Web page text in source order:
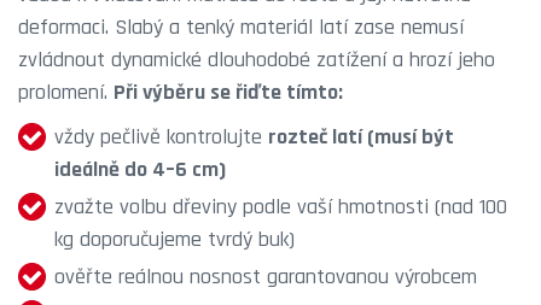
deformaci. Slabý a tenký materiál latí zase nemusí
zvládnout dynamické dlouhodobé zatížení a hrozí jeho
prolomení. Při výběru se řiďte tímto:
vždy pečlivě kontrolujte rozteč latí (musí být
ideálně do 4–6 cm)
zvažte volbu dřeviny podle vaší hmotnosti (nad 100
kg doporučujeme tvrdý buk)
ověřte reálnou nosnost garantovanou výrobcem